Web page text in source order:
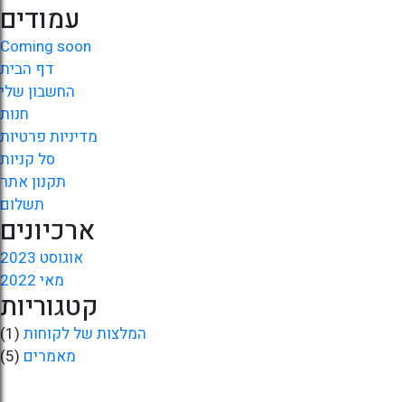
עמודים
Coming soon
דף הבית
החשבון שלי
חנות
מדיניות פרטיות
סל קניות
תקנון אתר
תשלום
ארכיונים
אוגוסט 2023
מאי 2022
קטגוריות
המלצות של לקוחות (1)
מאמרים (5)